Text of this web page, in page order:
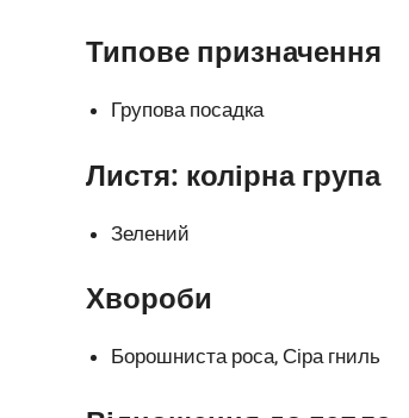
Типове призначення
Групова посадка
Листя: колірна група
Зелений
Хвороби
Борошниста роса, Сіра гниль